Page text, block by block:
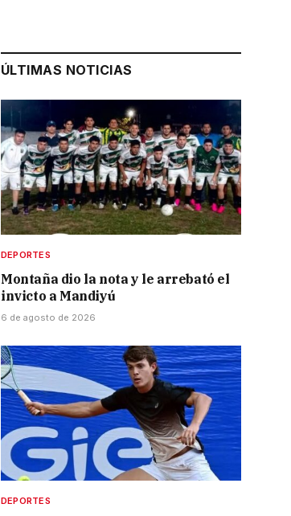
ÚLTIMAS NOTICIAS
DEPORTES
Montaña dio la nota y le arrebató el
invicto a Mandiyú
6 de agosto de 2026
DEPORTES